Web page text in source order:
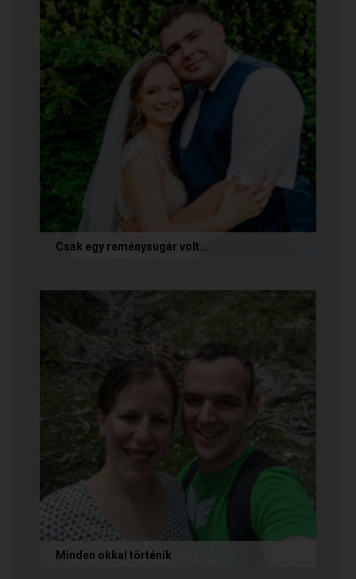
Csak egy reménysugár volt...
Sok boldogságot kívánunk...
Minden okkal történik